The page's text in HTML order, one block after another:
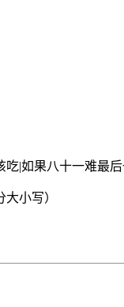
|如果八十一难最
小写）